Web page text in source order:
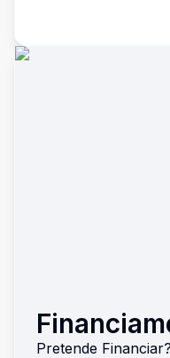
Pretende Financiar?